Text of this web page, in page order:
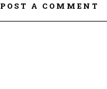
POST A COMMENT